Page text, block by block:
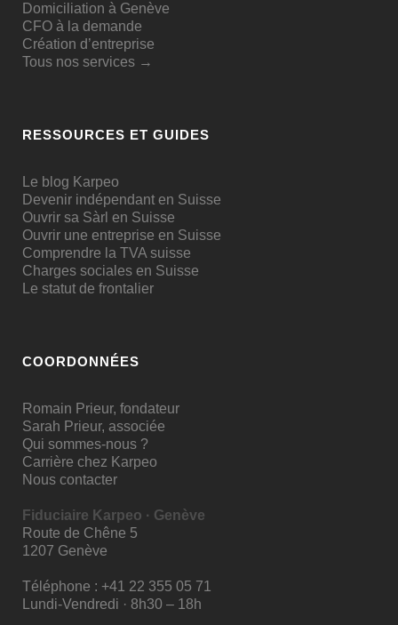
Domiciliation à Genève
CFO à la demande
Création d’entreprise
Tous nos services →
RESSOURCES ET GUIDES
Le blog Karpeo
Devenir indépendant en Suisse
Ouvrir sa Sàrl en Suisse
Ouvrir une entreprise en Suisse
Comprendre la TVA suisse
Charges sociales en Suisse
Le statut de frontalier
COORDONNÉES
Romain Prieur, fondateur
Sarah Prieur, associée
Qui sommes-nous ?
Carrière chez Karpeo
Nous contacter
Fiduciaire Karpeo · Genève
Route de Chêne 5
1207 Genève
Téléphone : +41 22 355 05 71
Lundi-Vendredi · 8h30 – 18h